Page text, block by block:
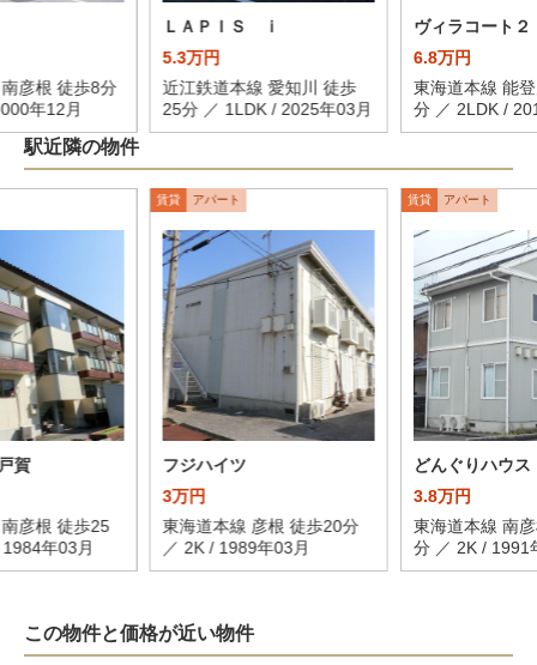
彦根 徒歩8分
年12月
ＬＡＰＩＳ ｉ
5.3万円
近江鉄道本線 愛知川 徒歩
25分 ／ 1LDK / 2025年03月
ヴィラコート２
6.8万円
東海道本線 能
分 ／ 2LDK /
駅近隣の物件
賀
彦根 徒歩25
年03月
賃貸 アパート
フジハイツ
3万円
東海道本線 彦根 徒歩20分
／ 2K / 1989年03月
賃貸 アパート
どんぐりハウス
3.8万円
東海道本線 南
分 ／ 2K / 1991
この物件と価格が近い物件